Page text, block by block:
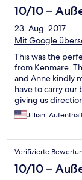
10/10 –
23. Aug. 2017
Mit Google
This was the
from Kenmare.
and Anne kindly
have to carry our
giving us
off at the
gorgeous, and
come back
think all of us
Kenmare and
Jillian,
Verifizierte
10/10 –